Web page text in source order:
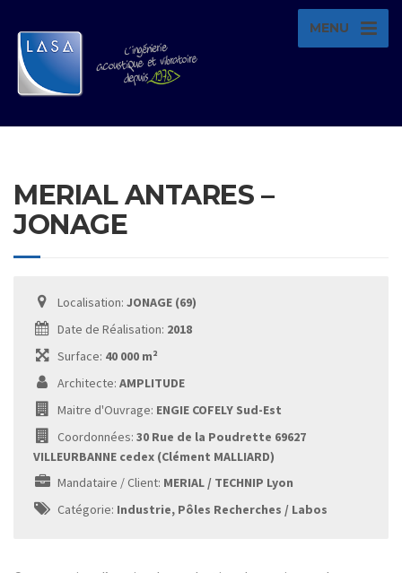
MENU
MERIAL ANTARES –
JONAGE
Localisation: JONAGE (69)
Date de Réalisation: 2018
Surface: 40 000 m²
Architecte: AMPLITUDE
Maitre d'Ouvrage: ENGIE COFELY Sud-Est
Coordonnées: 30 Rue de la Poudrette 69627
VILLEURBANNE cedex (Clément MALLIARD)
Mandataire / Client: MERIAL / TECHNIP Lyon
Catégorie: Industrie, Pôles Recherches / Labos